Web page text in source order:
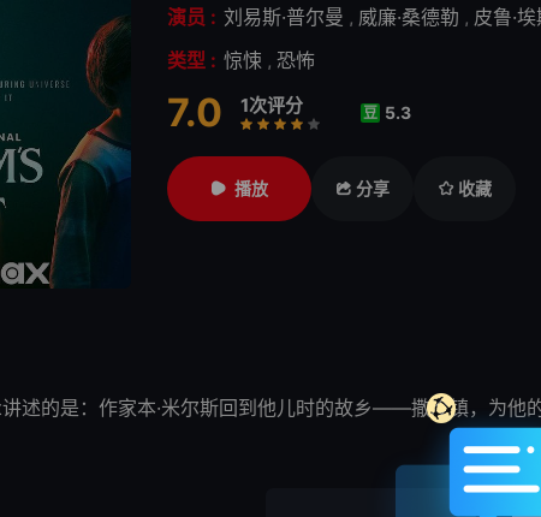
演员 : 刘易斯·普尔曼 , 威廉·桑德勒 , 皮鲁·
类型 : 惊悚 , 恐怖
7.0 1次评分
很差
较差还行推荐
力荐
豆 5.3
播放 分享 收藏
述的是：作家本·米尔斯回到他儿时的故乡——撒冷镇，为他